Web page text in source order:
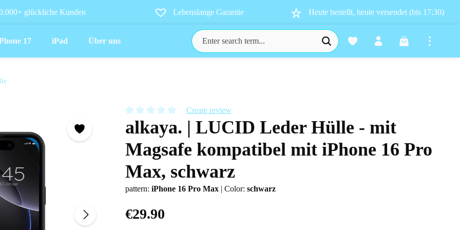
glückliche Kunden Lebenslange Garantie Heute bestellt, heute versendet (bis 17:30)
17 iPad Über uns
Shopping cart
Average rating of 0 out of 5 stars
Create review
alkaya. | LUCID Leder Hülle - mit
Magsafe kompatibel mit iPhone 16 Pro
Max, schwarz
pattern: iPhone 16 Pro Max | Color: schwarz
€29.90